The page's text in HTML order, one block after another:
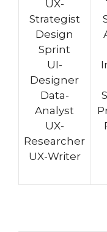
UX-
Strategist
Design
Sprint
UI-
Designer
Data-
Analyst
UX-
Researcher
UX-Writer